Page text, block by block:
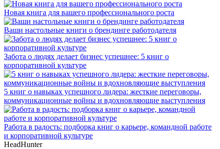
Новая книга для вашего профессионального роста
Ваши настольные книги о брендинге работодателя
Забота о людях делает бизнес успешнее: 5 книг о
корпоративной культуре
5 книг о навыках успешного лидера: жесткие переговоры,
коммуникационные войны и вдохновляющие выступления
Работа в радость: подборка книг о карьере, командной работе
и корпоративной культуре
HeadHunter